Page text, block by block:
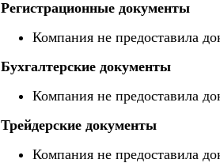
Регистрационные документы
Компания не предоставила
Бухгалтерские документы
Компания не предоставила
Трейдерские документы
Компания не предоставила